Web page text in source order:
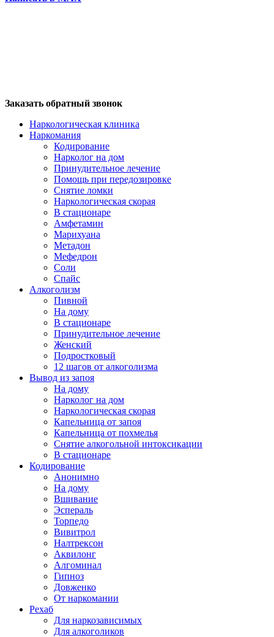
Заказать обратный звонок
Наркологическая клиника
Наркомания
Кодирование
Нарколог на дом
Принудительное лечение
Помощь при передозировке
Снятие ломки
Наркологическая скорая
В стационаре
Амфетамин
Марихуана
Метадон
Мефедрон
Соли
Спайс
Алкоголизм
Пивной
На дому
В стационаре
Принудительное лечение
Женский
Подростковый
12 шагов от алкоголизма
Вывод из запоя
На дому
Нарколог на дом
Наркологическая скорая
Капельница от запоя
Капельница от похмелья
Снятие алкогольной интоксикации
В стационаре
Кодирование
Анонимно
На дому
Вшивание
Эспераль
Торпедо
Вивитрол
Налтрексон
Аквилонг
Алгоминал
Гипноз
Довженко
От наркомании
Рехаб
Для наркозависимых
Для алкоголиков